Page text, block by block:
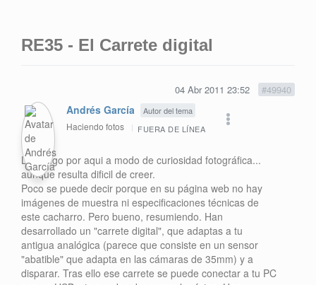
RE35 - El Carrete digital
04 Abr 2011 23:52 #49940
Andrés García Autor del tema
Haciendo fotos FUERA DE LÍNEA
Lo pongo por aqui a modo de curiosidad fotográfica...
aunque resulta dificil de creer.
Poco se puede decir porque en su página web no hay
imágenes de muestra ni especificaciones técnicas de
este cacharro. Pero bueno, resumiendo. Han
desarrollado un "carrete digital", que adaptas a tu
antigua analógica (parece que consiste en un sensor
"abatible" que adapta en las cámaras de 35mm) y a
disparar. Tras ello ese carrete se puede conectar a tu PC